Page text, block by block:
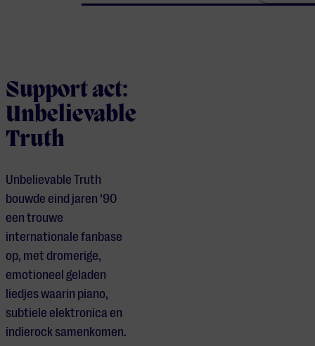
Support act:
Unbelievable
Truth
Unbelievable Truth
bouwde eind jaren ’90
een trouwe
internationale fanbase
op, met dromerige,
emotioneel geladen
liedjes waarin piano,
subtiele elektronica en
indierock samenkomen.